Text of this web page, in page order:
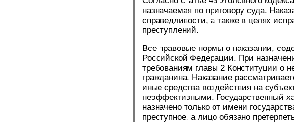
назначаемая по приговору суда.
справедливости, а также в целях
преступлений.
Все правовые нормы о наказании,
Российской Федерации. При
требованиям главы 2 Конституции о
гражданина. Наказание
иные средства воздействия на
неэффективными. Государственный
назначено только от имени
преступное, а лицо обязано